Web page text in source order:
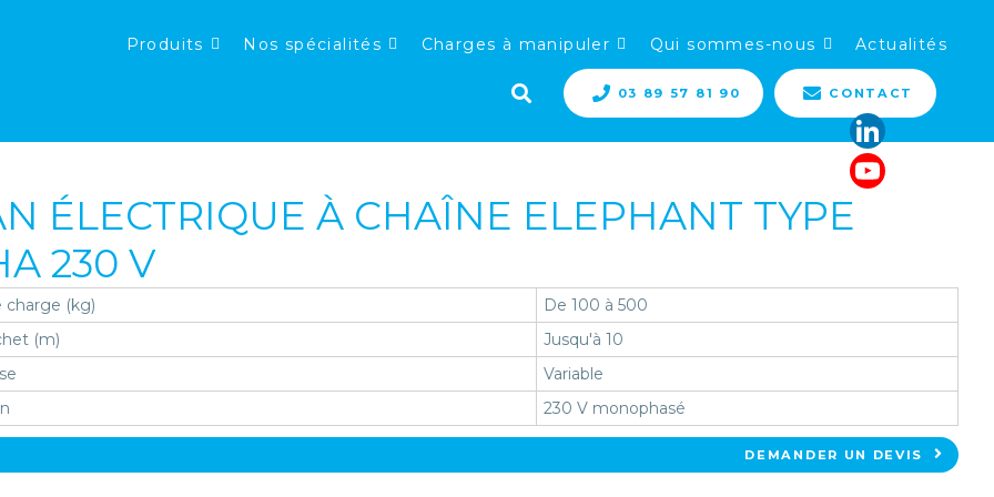
Produits Nos spécialités Charges à manipuler Qui sommes-nous Actualités
03 89 57 81 90 CONTACT
ÉLECTRIQUE À CHAÎNE ELEPHANT TYPE
230 V
charge (kg)
De 100 à 500
(m)
Jusqu'à 10
Variable
230 V monophasé
DEMANDER UN DEVIS